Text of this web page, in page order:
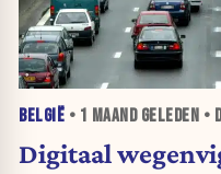
BELGIË • 1 MAANDGELEDEN •
Digitaal